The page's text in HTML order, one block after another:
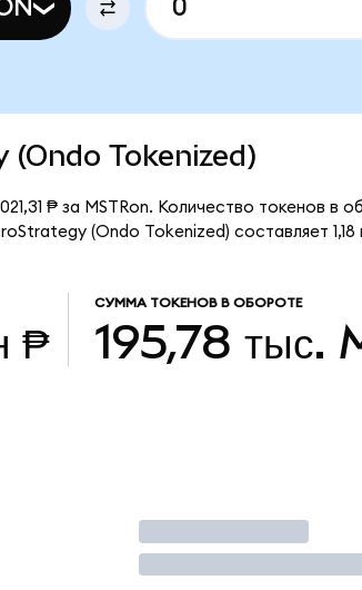
(Ondo Tokenized)
₱ за MSTRon. Количество токенов в
(Ondo Tokenized) составляет
₱
СУММА ТОКЕНОВ В ОБОРОТЕ
195,78 тыс.
Торговать